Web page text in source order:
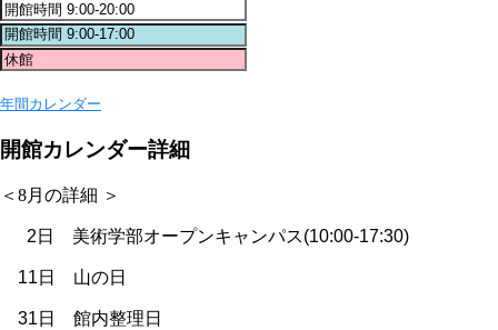
年間カレンダー
開館カレンダー詳細
＜8月の詳細 ＞
2日 美術学部オープンキャンパス(10:00-17:30)
11日 山の日
31日 館内整理日